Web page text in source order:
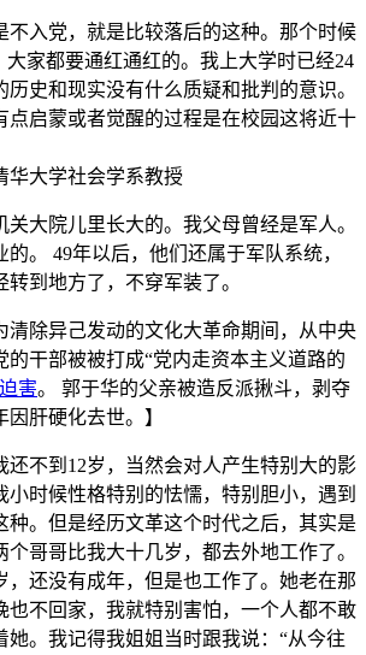
不入党，就是比较落后的这种。那个时候
大家都要通红通红的。我上大学时已经24
史和现实没有什么质疑和批判的意识。
点启蒙或者觉醒的过程是在校园这将近十
华大学社会学系教授
大院儿里长大的。我父母曾经是军人。
。 49年以后，他们还属于军队系统，
到地方了，不穿军装了。
清除异己发动的文化大革命期间，从中央
的干部被被打成“党内走资本主义道路的
迫害。 郭于华的父亲被造反派揪斗，剥夺
因肝硬化去世。】
还不到12岁，当然会对人产生特别大的影
小时候性格特别的怯懦，特别胆小，遇到
种。但是经历文革这个时代之后，其实是
哥哥比我大十几岁，都去外地工作了。
，还没有成年，但是也工作了。她老在那
也不回家，我就特别害怕，一个人都不敢
她。我记得我姐姐当时跟我说：“从今往